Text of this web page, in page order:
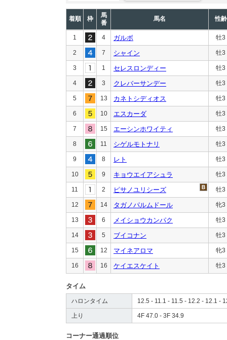
着順 枠
馬
番
馬名 性齢
1 4 ガルボ 牡3
2 7 シャイン 牡3
3 1 セレスロンディー 牡3
4 3 クレバーサンデー 牡3
5 13 カネトシディオス 牡3
6 10 エスカーダ 牡3
7 15 エーシンホワイティ 牡3
8 11 シゲルモトナリ 牡3
9 8 レト 牡3
10 9 キョウエイアシュラ 牡3
11 2 ピサノユリシーズ 牡3
12 14 タガノパルムドール 牝3
13 6 メイショウカンパク 牡3
14 5 ブイコナン 牡3
15 12 マイネアロマ 牝3
16 16 ケイエスケイト 牡3
タイム
ハロンタイム 12.5 - 11.1 - 11.5 - 12.2 - 12.1 -
上り 4F 47.0 - 3F 34.9
コーナー通過順位